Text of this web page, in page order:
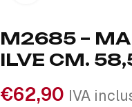
M2685 –
ILVE CM.
€62,90 IVA